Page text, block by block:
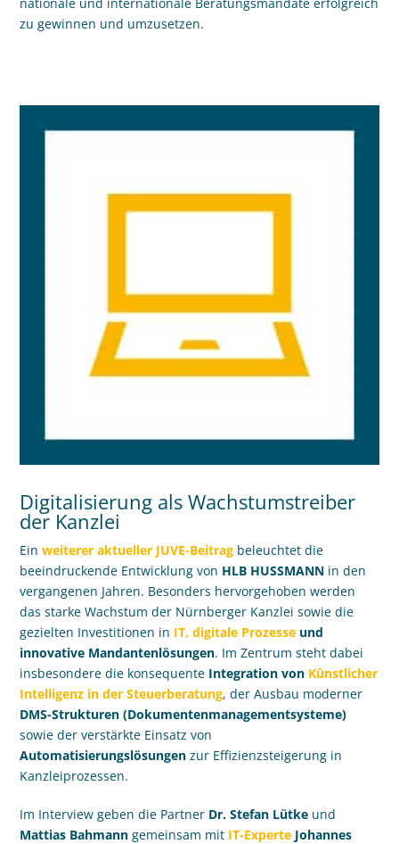
zu gewinnen und umzusetzen.
Digitalisierung als Wachstumstreiber
der Kanzlei
Einweiterer aktueller JUVE-Beitrag beleuchtet die
beeindruckende Entwicklung von HLB HUSSMANN in den
vergangenen Jahren. Besonders hervorgehoben werden
das starke Wachstum der Nürnberger Kanzlei sowie die
gezielten Investitionen in IT, digitale Prozesse und
innovative Mandantenlösungen. Im Zentrum steht dabei
insbesondere die konsequente Integration von Künstlicher
Intelligenz in der Steuerberatung, der Ausbau moderner
DMS-Strukturen (Dokumentenmanagementsysteme)
sowie der verstärkte Einsatz von
Automatisierungslösungen zur Effizienzsteigerung in
Kanzleiprozessen.
Im Interview geben die Partner Dr. Stefan Lütke und
Mattias Bahmann gemeinsam mit IT-Experte Johannes